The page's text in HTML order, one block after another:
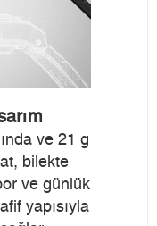
ve 21 g
bilekte
ve günlük
yapısıyla